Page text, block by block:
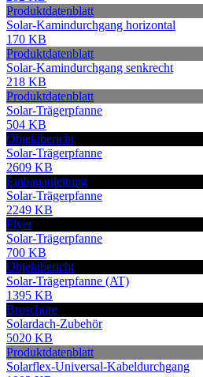
Produktdatenblatt
Solar-Kamindurchgang horizontal
170 KB
Produktdatenblatt
Solar-Kamindurchgang senkrecht
218 KB
Produktdatenblatt
Solar-Trägerpfanne
504 KB
Objektbericht
Solar-Trägerpfanne
2609 KB
Einbauanleitung
Solar-Trägerpfanne
2249 KB
Flyer
Solar-Trägerpfanne
700 KB
Objektbericht
Solar-Trägerpfanne (AT)
1395 KB
Broschüre
Solardach-Zubehör
5020 KB
Produktdatenblatt
Solarflex-Universal-Kabeldurchgang